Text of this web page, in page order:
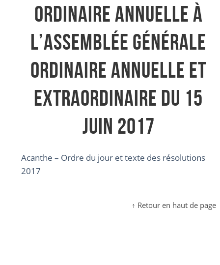
Ordinaire Annuelle à
l’Assemblée Générale
Ordinaire Annuelle et
Extraordinaire du 15
juin 2017
Acanthe – Ordre du jour et texte des résolutions
2017
↑ Retour en haut de page